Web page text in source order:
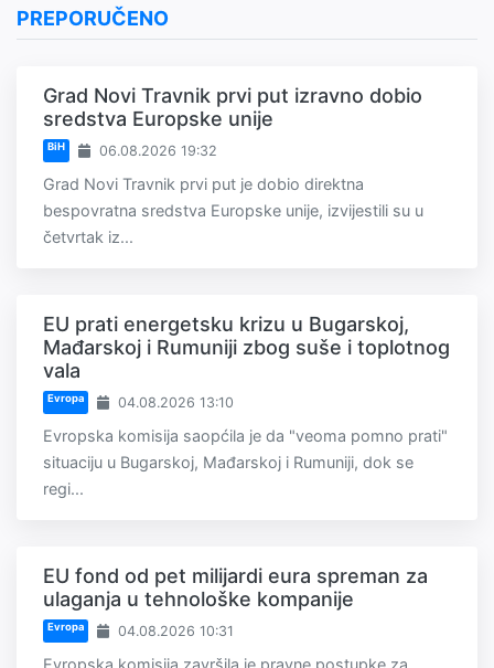
PREPORUČENO
Grad Novi Travnik prvi put izravno dobio
sredstva Europske unije
BiH 06.08.2026 19:32
Grad Novi Travnik prvi put je dobio direktna
bespovratna sredstva Europske unije, izvijestili su u
četvrtak iz...
EU prati energetsku krizu u Bugarskoj,
Mađarskoj i Rumuniji zbog suše i toplotnog
vala
Evropa 04.08.2026 13:10
Evropska komisija saopćila je da "veoma pomno prati"
situaciju u Bugarskoj, Mađarskoj i Rumuniji, dok se
regi...
EU fond od pet milijardi eura spreman za
ulaganja u tehnološke kompanije
Evropa 04.08.2026 10:31
Evropska komisija završila je pravne postupke za